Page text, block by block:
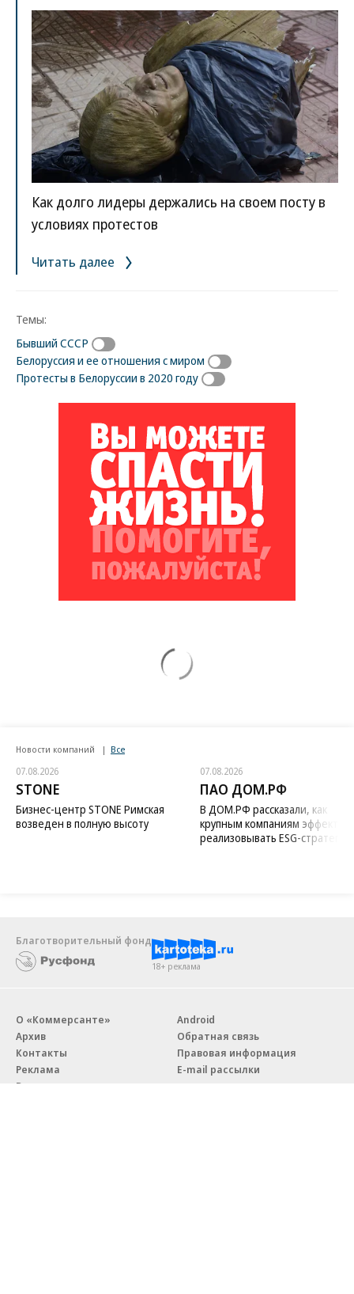
Как долго лидеры держались на своем посту в
условиях протестов
Читать далее
Темы:
Бывший СССР
Белоруссия и ее отношения с миром
Протесты в Белоруссии в 2020 году
Новости компаний Все
07.08.2026
STONE
Бизнес-центр STONE Римская
возведен в полную высоту
07.08.2026
ПАО ДОМ.РФ
В ДОМ.РФ рассказали, как
крупным компаниям
реализовывать ESG-стратегию
Благотворительный фонд
18+ реклама
О «Коммерсанте»
Архив
Контакты
Реклама
Вакансии
Android
Обратная связь
Правовая информация
E-mail рассылки